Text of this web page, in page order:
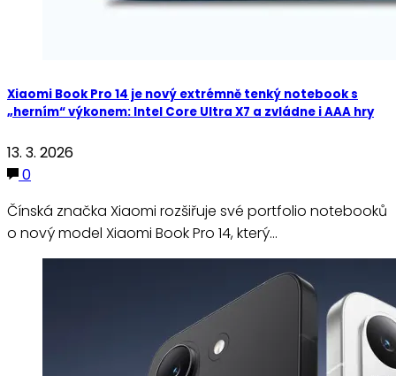
Xiaomi Book Pro 14 je nový extrémně tenký notebook s
„herním“ výkonem: Intel Core Ultra X7 a zvládne i AAA hry
13. 3. 2026
0
Čínská značka Xiaomi rozšiřuje své portfolio notebooků
o nový model Xiaomi Book Pro 14, který…